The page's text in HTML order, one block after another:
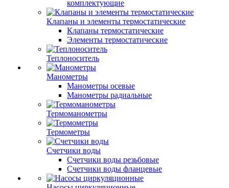
комплектующие
Клапаны и элементы термостатические
Клапаны термостатические
Элементы термостатические
Теплоноситель
Манометры
Манометры осевые
Манометры радиальные
Термоманометры
Термометры
Счетчики воды
Счетчики воды резьбовые
Счетчики воды фланцевые